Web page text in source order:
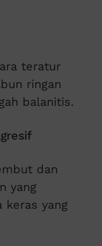
teratur
ringan
balanitis.
dan
yang
keras yang